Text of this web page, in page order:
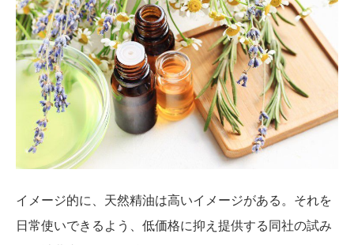
イメージ的に、天然精油は高いイメージがある。それを
日常使いできるよう、低価格に抑え提供する同社の試み